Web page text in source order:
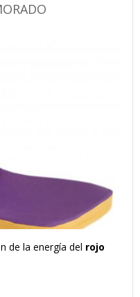
de la energía del rojo